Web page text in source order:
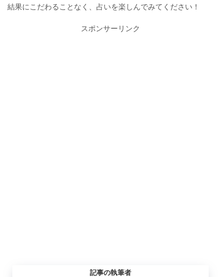
結果にこだわることなく、占いを楽しんでみてください！
スポンサーリンク
記事の執筆者